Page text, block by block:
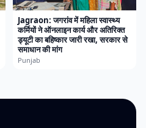
Jagraon: जगरांव में महिला स्वास्थ्य
कर्मियों ने ऑनलाइन कार्य और अतिरिक्त
ड्यूटी का बहिष्कार जारी रखा, सरकार से
समाधान की मांग
Punjab